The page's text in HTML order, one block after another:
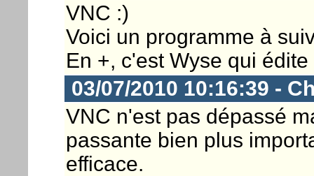
VNC :)
Voici un programme à
En +, c'est Wyse qui édite
03/07/2010 10:16:39 -
VNC n'est pas dépassé
passante bien plus
efficace.